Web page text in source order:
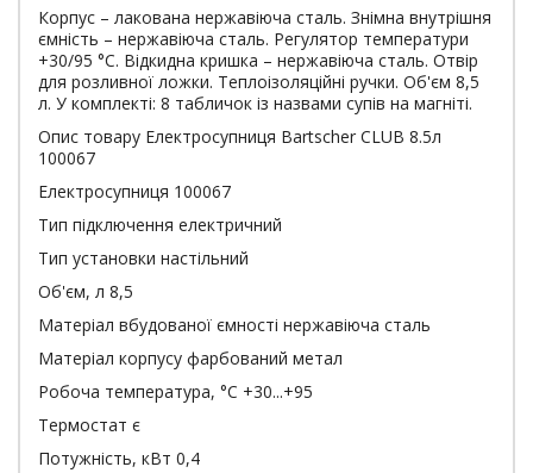
Корпус – лакована нержавіюча сталь. Знімна внутрішня
ємність – нержавіюча сталь. Регулятор температури
+30/95 °С. Відкидна кришка – нержавіюча сталь. Отвір
для розливної ложки. Теплоізоляційні ручки. Об'єм 8,5
л. У комплекті: 8 табличок із назвами супів на магніті.
Опис товару Електросупниця Bartscher CLUB 8.5л
100067
Електросупниця 100067
Тип підключення електричний
Тип установки настільний
Об'єм, л 8,5
Матеріал вбудованої ємності нержавіюча сталь
Матеріал корпусу фарбований метал
Робоча температура, °С +30...+95
Термостат є
Потужність, кВт 0,4